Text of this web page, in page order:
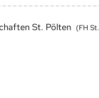
St. Pölten (FH St.